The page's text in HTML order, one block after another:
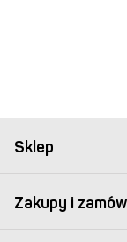
Sklep
Zakupy i